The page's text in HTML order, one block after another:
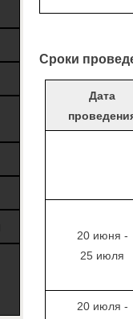
Сроки
Дата
20 июня -
25 июля
20 июля -